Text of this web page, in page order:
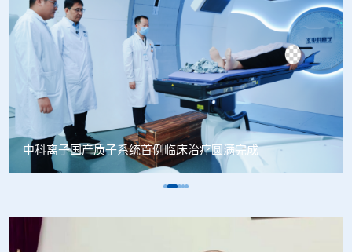
韩国忠清北道上半年农水产品放射性检测结果达标